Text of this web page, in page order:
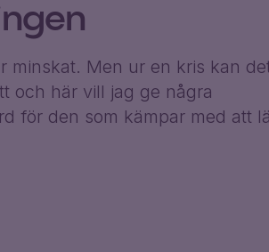
minskat. Men ur en kris kan
och här vill jag ge några
för den som kämpar med att